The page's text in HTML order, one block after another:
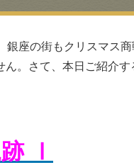
座の街もクリスマス商
。さて、本日ご紹介す
Ⅰ